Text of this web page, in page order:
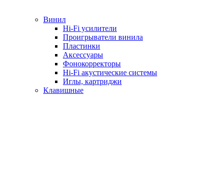
Винил
Hi-Fi усилители
Проигрыватели винила
Пластинки
Аксессуары
Фонокорректоры
Hi-Fi акустические системы
Иглы, картриджи
Клавишные